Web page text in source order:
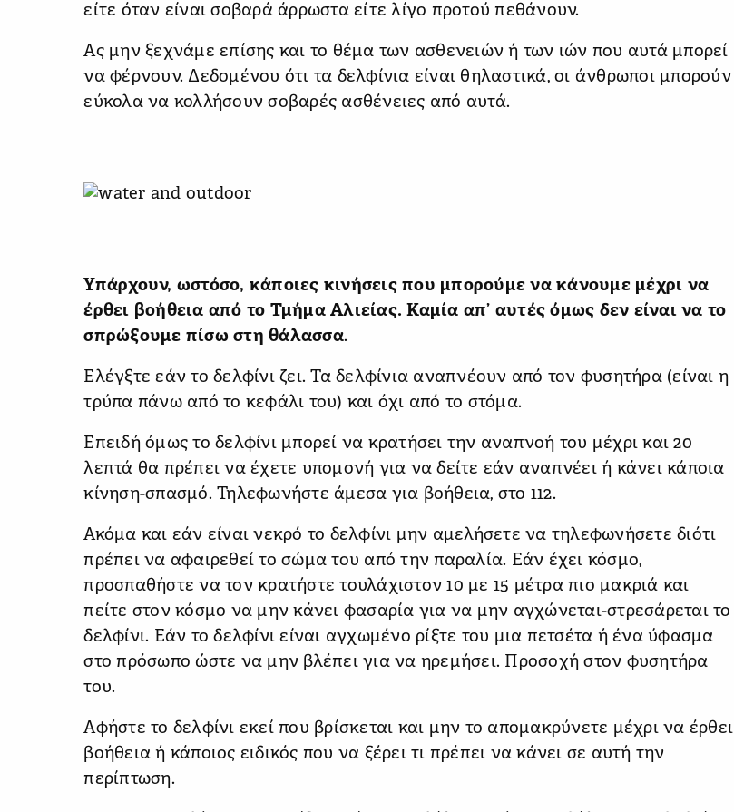
είτε όταν είναι σοβαρά άρρωστα είτε λίγο προτού πεθάνουν.
Ας μην ξεχνάμε επίσης και το θέμα των ασθενειών ή των ιών που αυτά μπορεί
να φέρνουν. Δεδομένου ότι τα δελφίνια είναι θηλαστικά, οι άνθρωποι μπορούν
εύκολα να κολλήσουν σοβαρές ασθένειες από αυτά.
Υπάρχουν, ωστόσο, κάποιες κινήσεις που μπορούμε να κάνουμε μέχρι να
έρθει βοήθεια από το Τμήμα Αλιείας. Καμία απ’ αυτές όμως δεν είναι να το
σπρώξουμε πίσω στη θάλασσα.
Ελέγξτε εάν το δελφίνι ζει. Τα δελφίνια αναπνέουν από τον φυσητήρα (είναι η
τρύπα πάνω από το κεφάλι του) και όχι από το στόμα.
​Επειδή όμως το δελφίνι μπορεί να κρατήσει την αναπνοή του μέχρι και 20
λεπτά θα πρέπει να έχετε υπομονή για να δείτε εάν αναπνέει ή κάνει κάποια
κίνηση-σπασμό. Τηλεφωνήστε άμεσα για βοήθεια, στο 112.
Ακόμα και εάν είναι νεκρό το δελφίνι μην αμελήσετε να τηλεφωνήσετε διότι
πρέπει να αφαιρεθεί το σώμα του από την παραλία. Εάν έχει κόσμο,
προσπαθήστε να τον κρατήστε τουλάχιστον 10 με 15 μέτρα πιο μακριά και
πείτε στον κόσμο να μην κάνει φασαρία για να μην αγχώνεται-στρεσάρεται το
δελφίνι. Εάν το δελφίνι είναι αγχωμένο ρίξτε του μια πετσέτα ή ένα ύφασμα
στο πρόσωπο ώστε να μην βλέπει για να ηρεμήσει. Προσοχή στον φυσητήρα
του.
Αφήστε το δελφίνι εκεί που βρίσκεται και μην το απομακρύνετε μέχρι να έρθει
βοήθεια ή κάποιος ειδικός που να ξέρει τι πρέπει να κάνει σε αυτή την
περίπτωση.